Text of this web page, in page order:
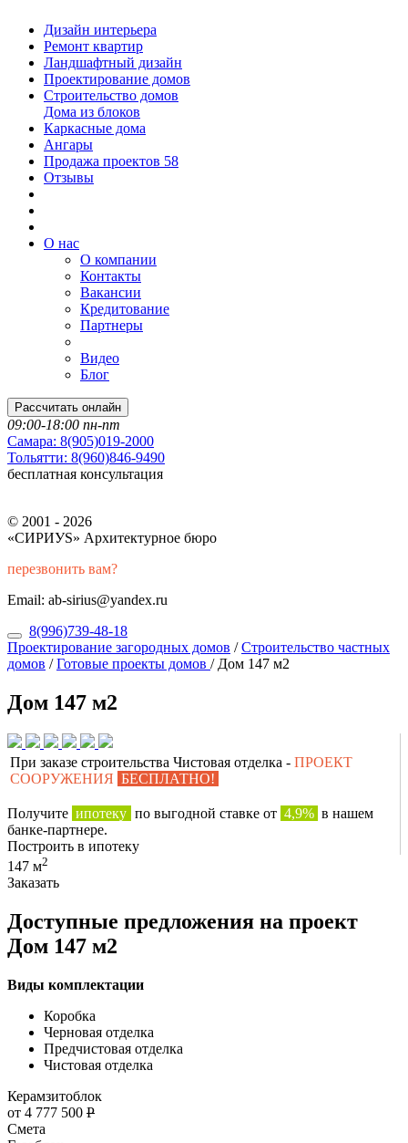
Дизайн интерьера
Ремонт квартир
Ландшафтный дизайн
Проектирование домов
Строительство домов
Дома из блоков
Каркасные дома
Ангары
Продажа проектов 58
Отзывы
О нас
О компании
Контакты
Вакансии
Кредитование
Партнеры
Видео
Блог
Рассчитать онлайн
09:00-18:00 пн-пт
Самара: 8(905)019-2000
Тольятти: 8(960)846-9490
бесплатная консультация
© 2001 - 2026
«СИРИУS» Архитектурное бюро
перезвонить вам?
Email: ab-sirius@yandex.ru
8(996)739-48-18
Проектирование загородных домов /Строительство частных
домов /Готовые проекты домов / Дом 147 м2
Дом 147 м2
При заказе строительства Чистовая отделка - ПРОЕКТ
СООРУЖЕНИЯ БЕСПЛАТНО!
Получите ипотеку по выгодной ставке от 4,9% в нашем
банке-партнере.
Построить в ипотеку
147 м2
Заказать
Доступные предложения на проект
Дом 147 м2
Виды комплектации
Коробка
Черновая отделка
Предчистовая отделка
Чистовая отделка
Керамзитоблок
от 4 777 500 Р
Смета